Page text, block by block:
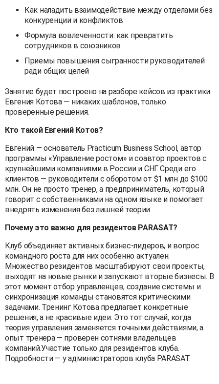
Как наладить взаимодействие между отделами без
конкуренции и конфликтов
Формула вовлеченности: как превратить
сотрудников в союзников
Приемы повышения сыгранности руководителей
ради общих целей
Занятие будет построено на разборе кейсов из практики
Евгения Котова — никаких шаблонов, только
проверенные решения.
Кто такой Евгений Котов?
Евгений — основатель Practicum Business School, автор
программы «Управление ростом» и соавтор проектов с
крупнейшими компаниями в России и СНГ. Среди его
клиентов — руководители с оборотом от $1 млн до $100
млн. Он не просто тренер, а предприниматель, который
говорит с собственниками на одном языке и помогает
внедрять изменения без лишней теории.
Почему это важно для резидентов PARASAT?
Клуб объединяет активных бизнес-лидеров, и вопрос
командного роста для них особенно актуален.
Множество резидентов масштабируют свои проекты,
выходят на новые рынки и запускают вторые бизнесы. В
этот момент отбор управленцев, создание системы и
синхронизация команды становятся критическими
задачами. Тренинг Котова предлагает конкретные
решения, а не красивые идеи. Это тот случай, когда
теория управления заменяется точными действиями, а
опыт тренера — проверен сотнями владельцев
компаний.Участие только для резидентов клуба.
Подробности — у администраторов клуба PARASAT.